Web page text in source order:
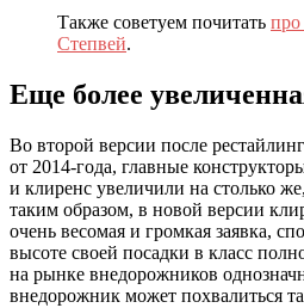
Также советуем почитать про
Степвей.
Еще более
Во второй версии после
от 2014-года, главные
и клиренс увеличили на столько
таким образом, в новой версии
очень весомая и громкая заявка,
высоте своей посадки в класс
на рынке внедорожников
внедорожник может похвалиться